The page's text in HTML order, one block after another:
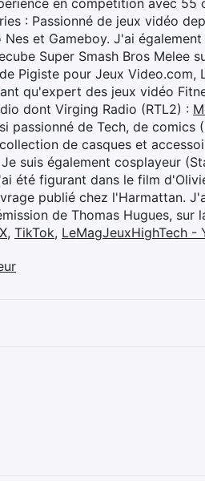
en compétition avec 55
: Passionné de jeux vidéo
et Gameboy. J'ai
Super Smash Bros Melee
Pigiste pour Jeux Video.com,
qu'expert des jeux vidéo
dont Virging Radio (RTL2) :
passionné de Tech, de comics
de casques et
suis également cosplayeur
été figurant dans le film
publié chez l'Harmattan.
de Thomas Hugues, sur
X, TikTok, LeMagJeuxHighTech -